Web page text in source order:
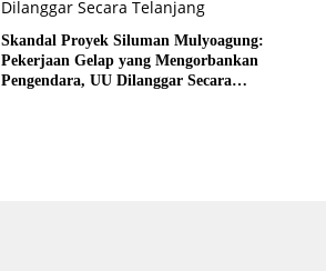
Skandal Proyek Siluman Mulyoagung:
Pekerjaan Gelap yang Mengorbankan
Pengendara, UU Dilanggar Secara